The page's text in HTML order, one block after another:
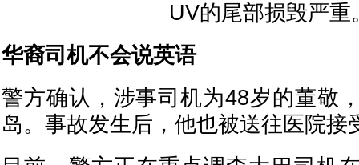
华裔司机不会说英语
警方确认，涉事司机为48岁的董敬
岛。事故发生后，他也被送往医院接